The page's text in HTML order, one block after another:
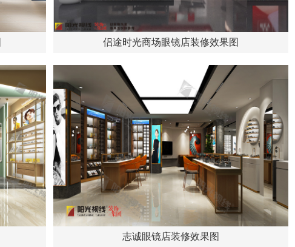
侣途时光商场眼镜店装修效果图
志诚眼镜店装修效果图